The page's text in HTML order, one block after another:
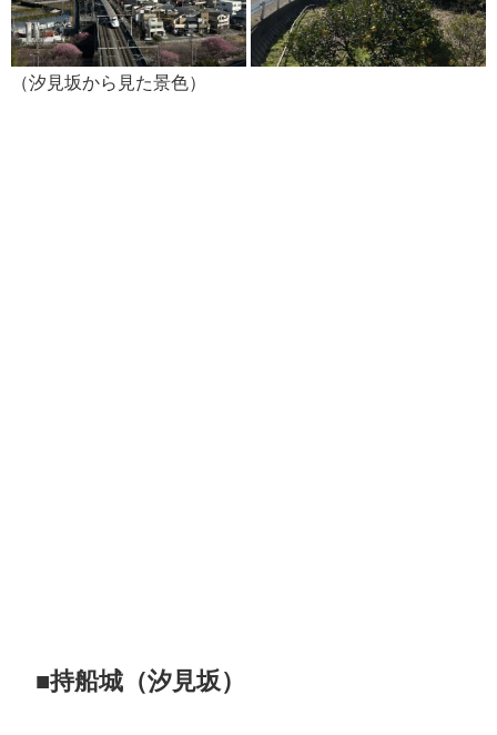
（汐見坂から見た景色）
■持船城（汐見坂）